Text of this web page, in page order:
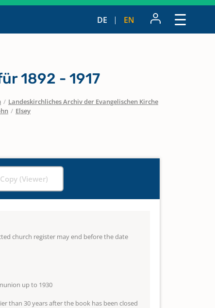
DE EN
1892 - 1917
/ Landeskirchliches Archiv der Evangelischen Kirche
/ Elsey
(Viewer)
church register may end before the date
up to 1930
than 30 years after the book has been closed